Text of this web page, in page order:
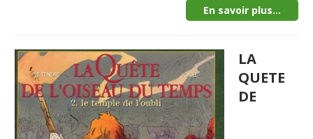
En savoir plus...
LA
QUETE
DE